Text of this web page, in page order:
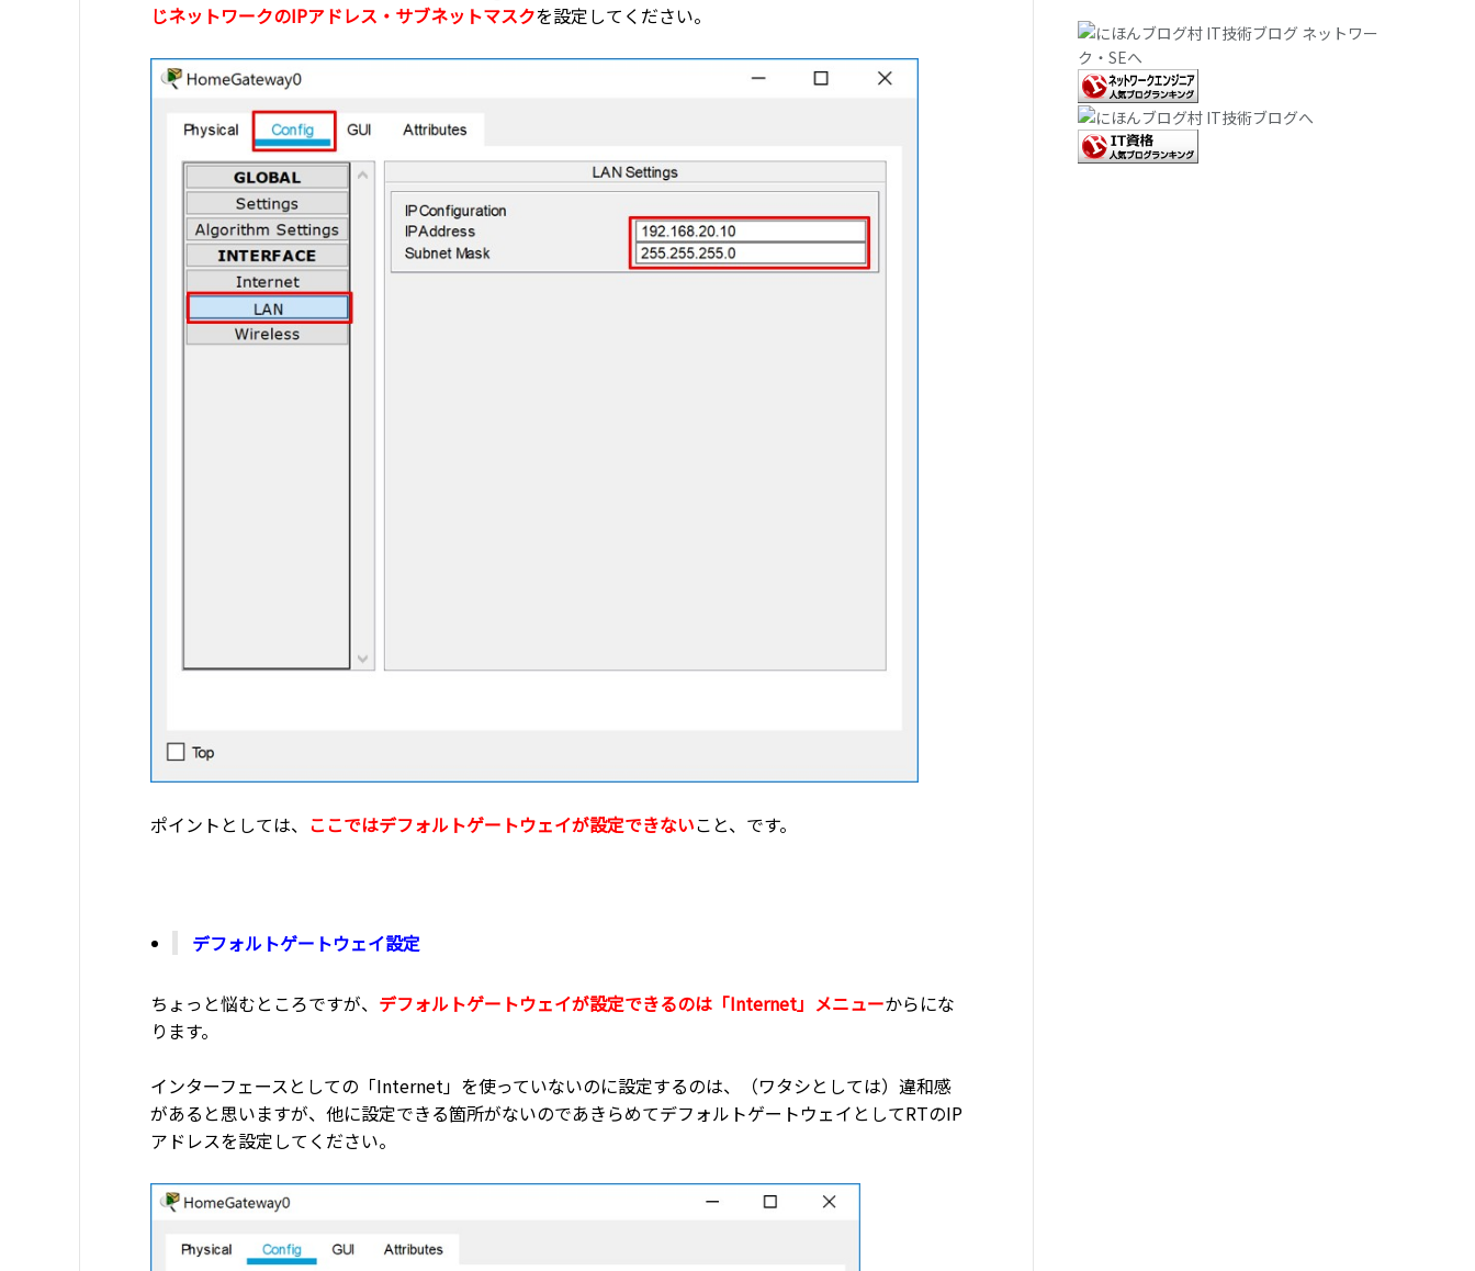
じネットワークのIPアドレス・サブネットマスクを設定してください。
ポイントとしては、 ここではデフォルトゲートウェイが設定できないこと、です。
デフォルトゲートウェイ設定
ちょっと悩むところですが、 デフォルトゲートウェイが設定できるのは「Internet」メニューからにな
ります。
インターフェースとしての「Internet」を使っていないのに設定するのは、（ワタシとしては）違和感
があると思いますが、他に設定できる箇所がないのであきらめてデフォルトゲートウェイとしてRTのIP
アドレスを設定してください。